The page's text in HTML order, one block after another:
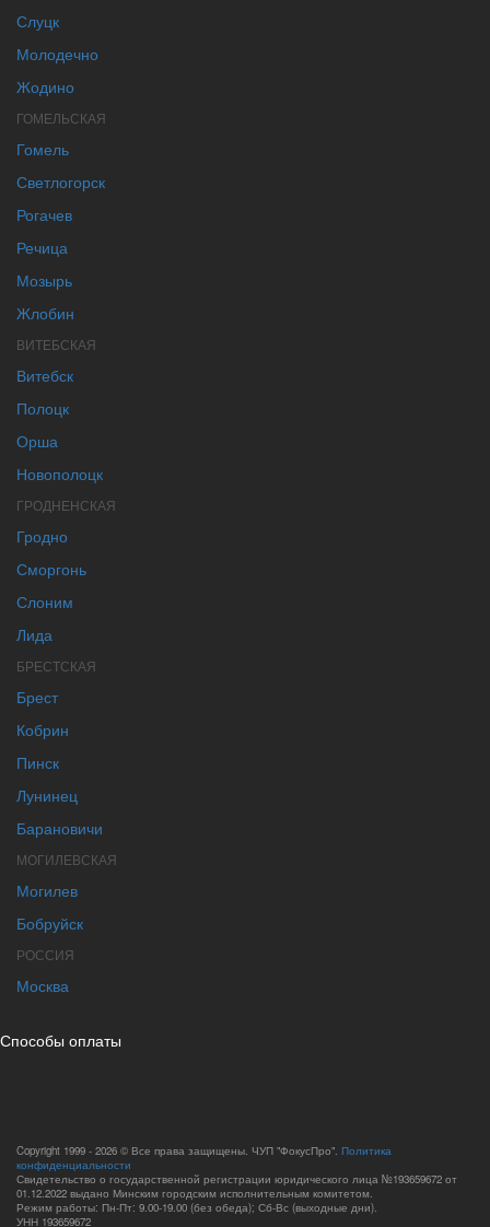
Слуцк
Молодечно
Жодино
ГОМЕЛЬСКАЯ
Гомель
Светлогорск
Рогачев
Речица
Мозырь
Жлобин
ВИТЕБСКАЯ
Витебск
Полоцк
Орша
Новополоцк
ГРОДНЕНСКАЯ
Гродно
Сморгонь
Слоним
Лида
БРЕСТСКАЯ
Брест
Кобрин
Пинск
Лунинец
Барановичи
МОГИЛЕВСКАЯ
Могилев
Бобруйск
РОССИЯ
Москва
Способы оплаты
Copyright 1999 - 2026 © Все права защищены. ЧУП "ФокусПро". Политика
конфиденциальности
Свидетельство о государственной регистрации юридического лица №193659672 от
01.12.2022 выдано Минским городским исполнительным комитетом.
Режим работы: Пн-Пт: 9.00-19.00 (без обеда); Сб-Вс (выходные дни).
УНН 193659672